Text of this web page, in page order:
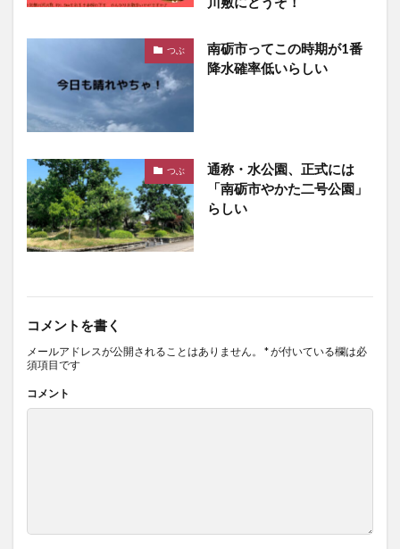
つぶ
南砺市ってこの時期が1番
降水確率低いらしい
つぶ
通称・水公園、正式には
「南砺市やかた二号公園」
らしい
コメントを書く
メールアドレスが公開されることはありません。 *が付いている欄は必
須項目です
コメント